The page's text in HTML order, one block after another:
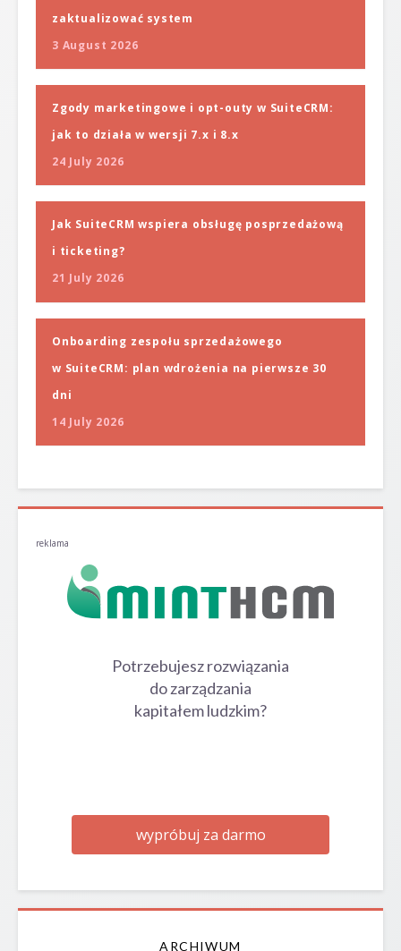
zaktualizować system
3 August 2026
Zgody marketingowe i opt-outy w SuiteCRM:
jak to działa w wersji 7.x i 8.x
24 July 2026
Jak SuiteCRM wspiera obsługę posprzedażową
i ticketing?
21 July 2026
Onboarding zespołu sprzedażowego
w SuiteCRM: plan wdrożenia na pierwsze 30
dni
14 July 2026
reklama
Potrzebujesz rozwiązania
do zarządzania
kapitałem ludzkim?
wypróbuj za darmo
ARCHIWUM